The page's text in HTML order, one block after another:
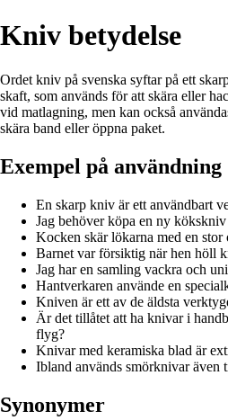
Kniv betydelse
Ordet kniv på svenska syftar på ett
skaft, som används för att skära eller
vid matlagning, men kan också
skära band eller öppna paket.
Exempel på användning
En skarp kniv är ett användbart
Jag behöver köpa en ny
Kocken skär lökarna med en stor
Barnet var försiktig när hen höll
Jag har en samling vackra och
Hantverkaren använde en
Kniven är ett av de äldsta
Är det tillåtet att ha knivar i
flyg?
Knivar med keramiska blad är
Ibland används smörknivar även
Synonymer